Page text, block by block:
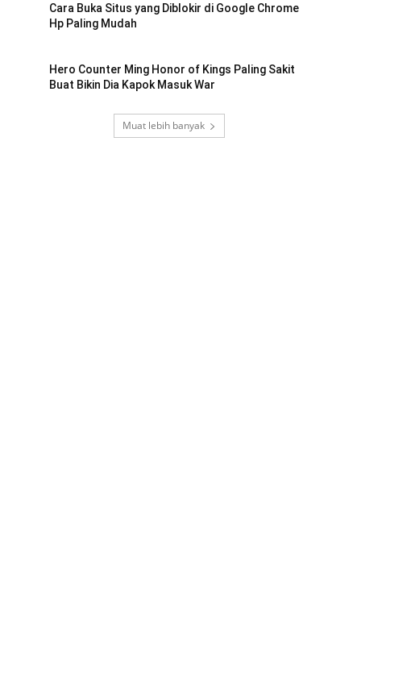
Cara Buka Situs yang Diblokir di Google Chrome
Hp Paling Mudah
Hero Counter Ming Honor of Kings Paling Sakit
Buat Bikin Dia Kapok Masuk War
Muat lebih banyak